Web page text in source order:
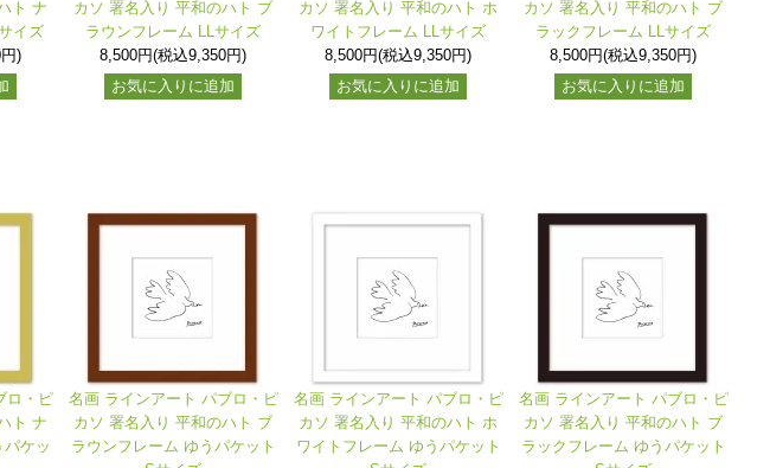
ト ナ
イズ
)
カソ 署名入り 平和のハト ブ
ラウンフレーム LLサイズ
8,500円(税込9,350円)
お気に入りに追加
カソ 署名入り 平和のハト ホ
ワイトフレーム LLサイズ
8,500円(税込9,350円)
お気に入りに追加
カソ 署名入り 平和のハト ブ
ラックフレーム LLサイズ
8,500円(税込9,350円)
お気に入りに追加
ロ・ピ
ト ナ
ケッ
名画 ラインアート パブロ・ピ
カソ 署名入り 平和のハト ブ
ラウンフレーム ゆうパケット
名画 ラインアート パブロ・ピ
カソ 署名入り 平和のハト ホ
ワイトフレーム ゆうパケット
名画 ラインアート パブロ・ピ
カソ 署名入り 平和のハト ブ
ラックフレーム ゆうパケット